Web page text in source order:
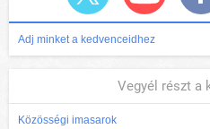
Adj minket a kedvenceidhez
Vegyél részt a
Közösségi imasarok